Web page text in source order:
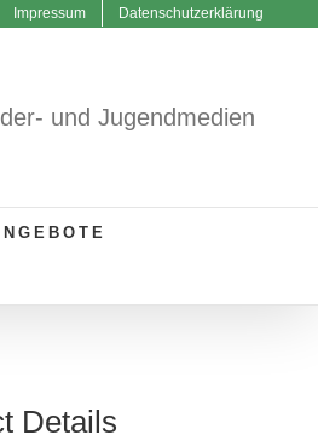
Impressum Datenschutzerklärung
und Jugendmedien
Details